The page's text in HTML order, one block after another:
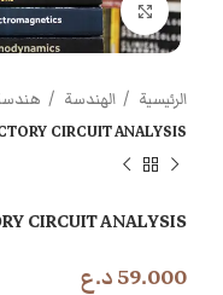
اضغط للتكبير
الرئيسية الهندسة
هندسة
CIRCUIT ANALYSIS
CIRCUIT ANALYSIS
59.000د.ع